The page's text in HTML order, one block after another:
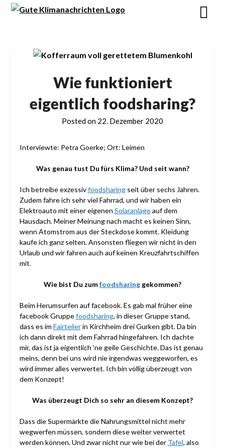
Wie funktioniert
eigentlich foodsharing?
Posted on 22. Dezember 2020
Interviewte: Petra Goerke; Ort: Leimen
Was genau tust Du fürs Klima? Und seit wann?
Ich betreibe exzessivfoodsharingseit über sechs Jahren.
Zudem fahre ich sehr viel Fahrrad, und wir haben ein
Elektroauto mit einer eigenen Solaranlageauf dem
Hausdach. Meiner Meinung nach macht es keinen Sinn,
wenn Atomstrom aus der Steckdose kommt. Kleidung
kaufe ich ganz selten. Ansonsten fliegen wir nicht in den
Urlaub und wir fahren auch auf keinen Kreuzfahrtschiffen
mit.
Wie bist Du zumfoodsharing gekommen?
Beim Herumsurfen auf facebook. Es gab mal früher eine
facebook Gruppefoodsharing, in dieser Gruppe stand,
dass es im Fairteilerin Kirchheim drei Gurken gibt. Da bin
ich dann direkt mit dem Fahrrad hingefahren. Ich dachte
mir, das ist ja eigentlich ‘ne geile Geschichte. Das ist genau
meins, denn bei uns wird nie irgendwas weggeworfen, es
wird immer alles verwertet. Ich bin völlig überzeugt von
dem Konzept!
Was überzeugt Dich so sehr an diesem Konzept?
Dass die Supermärkte die Nahrungsmittel nicht mehr
wegwerfen müssen, sondern diese weiter verwertet
werden können. Und zwar nicht nur wie bei der Tafel, also